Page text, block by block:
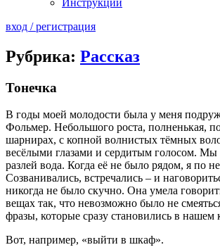
вход / регистрация
Рубрика: Рассказ
Тонечка
­­В годы моей молодости была у меня
Фольмер. Небольшого роста, полненькая,
шарнирах, с копной волнистых тёмных
весёлыми глазами и сердитым голосом.
разлей вода. Когда её не было рядом, я по
Созванивались, встречались – и
никогда не было скучно. Она умела
вещах так, что невозможно было не
фразы, которые сразу становились в
Вот, например, «выйти в шкаф».